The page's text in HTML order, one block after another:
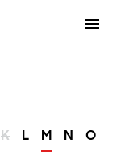
K L M N O